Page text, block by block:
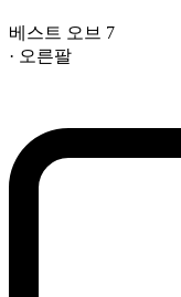
베스트 오브 7
· 오른팔